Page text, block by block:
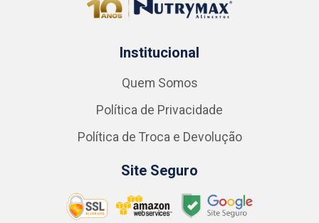
Institucional
Quem Somos
Política de Privacidade
Política de Troca e Devolução
Site Seguro